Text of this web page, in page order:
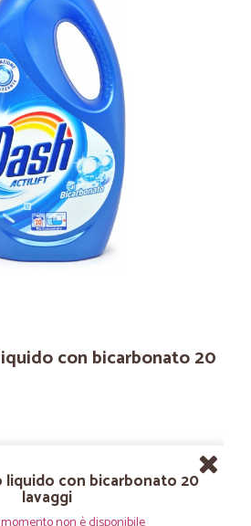
con bicarbonato 20
liquido con bicarbonato 20
lavaggi